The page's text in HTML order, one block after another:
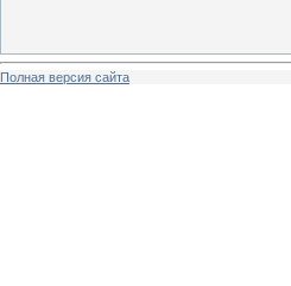
Полная версия сайта